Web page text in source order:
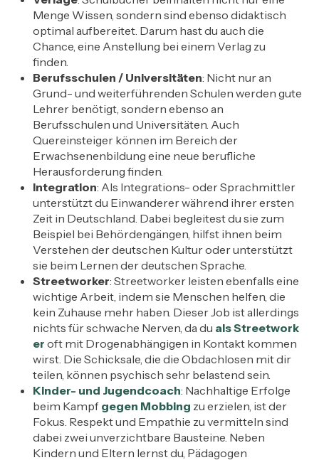
Menge Wissen, sondern sind ebenso didaktisch
optimal aufbereitet. Darum hast du auch die
Chance, eine Anstellung bei einem Verlag zu
finden.
Berufsschulen / Universitäten: Nicht nur an
Grund- und weiterführenden Schulen werden gute
Lehrer benötigt, sondern ebenso an
Berufsschulen und Universitäten. Auch
Quereinsteiger können im Bereich der
Erwachsenenbildung eine neue berufliche
Herausforderung finden.
Integration: Als Integrations- oder Sprachmittler
unterstützt du Einwanderer während ihrer ersten
Zeit in Deutschland. Dabei begleitest du sie zum
Beispiel bei Behördengängen, hilfst ihnen beim
Verstehen der deutschen Kultur oder unterstützt
sie beim Lernen der deutschen Sprache.
Streetworker: Streetworker leisten ebenfalls eine
wichtige Arbeit, indem sie Menschen helfen, die
kein Zuhause mehr haben. Dieser Job ist allerdings
nichts für schwache Nerven, da du als Streetwork
er oft mit Drogenabhängigen in Kontakt kommen
wirst. Die Schicksale, die die Obdachlosen mit dir
teilen, können psychisch sehr belastend sein.
Kinder- und Jugendcoach: Nachhaltige Erfolge
beim Kampf gegen Mobbing zu erzielen, ist der
Fokus. Respekt und Empathie zu vermitteln sind
dabei zwei unverzichtbare Bausteine. Neben
Kindern und Eltern lernst du, Pädagogen